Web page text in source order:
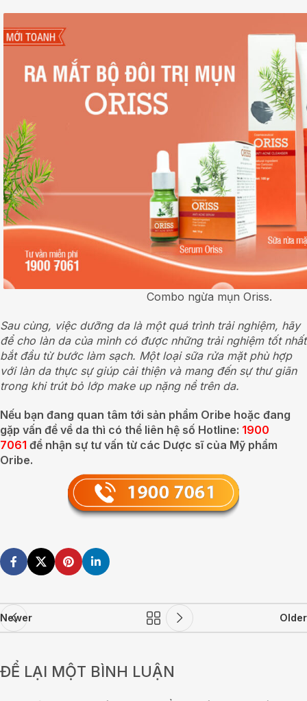
Combo ngừa mụn Oriss.
Sau cùng, việc dưỡng da là một quá trình trải nghiệm, hãy
để cho làn da của mình có được những trải nghiệm tốt nhất
bắt đầu từ bước làm sạch. Một loại sữa rửa mặt phù hợp
với làn da thực sự giúp cải thiện và mang đến sự thư giãn
trong khi trút bỏ lớp make up nặng nề trên da.
Nếu bạn đang quan tâm tới sản phẩm Oribe hoặc đang
gặp vấn đề về da thì có thể liên hệ số Hotline: 1900
7061 để nhận sự tư vấn từ các Dược sĩ của Mỹ phẩm
Oribe.
Newer Older
ĐỂ LẠI MỘT BÌNH LUẬN